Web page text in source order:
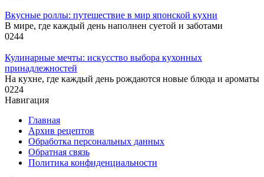
Вкусные роллы: путешествие в мир японской кухни
В мире, где каждый день наполнен суетой и заботами
0244
Кулинарные мечты: искусство выбора кухонных
принадлежностей
На кухне, где каждый день рождаются новые блюда и ароматы
0224
Навигация
Главная
Архив рецептов
Обработка персональных данных
Обратная связь
Политика конфиденциальности